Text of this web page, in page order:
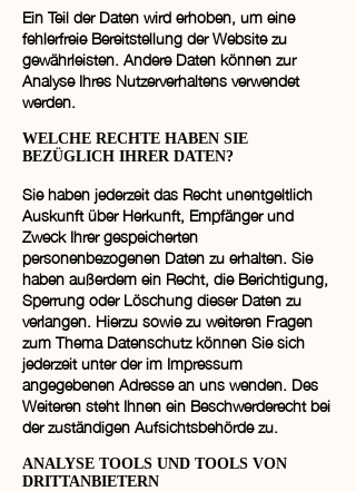
Ein Teil der Daten wird erhoben, um eine
fehlerfreie Bereitstellung der Website zu
gewährleisten. Andere Daten können zur
Analyse Ihres Nutzerverhaltens verwendet
werden.
WELCHE RECHTE HABEN SIE
BEZÜGLICH IHRER DATEN?
Sie haben jederzeit das Recht unentgeltlich
Auskunft über Herkunft, Empfänger und
Zweck Ihrer gespeicherten
personenbezogenen Daten zu erhalten. Sie
haben außerdem ein Recht, die Berichtigung,
Sperrung oder Löschung dieser Daten zu
verlangen. Hierzu sowie zu weiteren Fragen
zum Thema Datenschutz können Sie sich
jederzeit unter der im Impressum
angegebenen Adresse an uns wenden. Des
Weiteren steht Ihnen ein Beschwerderecht bei
der zuständigen Aufsichtsbehörde zu.
ANALYSE TOOLS UND TOOLS VON
DRITTANBIETERN